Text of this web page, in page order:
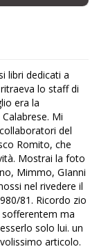
libri dedicati a
lo staff di
era la
Mi
del
Romito, che
Mostrai la foto
Mimmo, GIanni
nel rivedere il
81. Ricordo zio
ma
solo lui. un
articolo.